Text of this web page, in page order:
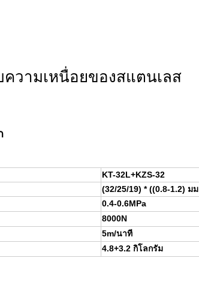
วามเหนื่อยของสแตนเลส
KT-32L+KZS-32
(32/25/19) * ((0.8-1.2) มม
0.4-0.6MPa
8000N
5m/นาที
4.8+3.2 กิโลกรัม